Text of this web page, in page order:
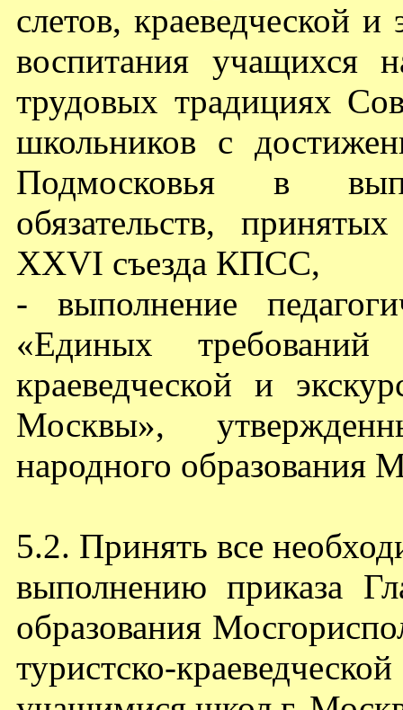
слетов, краеведческой
воспитания учащихся
трудовых традициях
школьников с
Подмосковья в
обязательств,
ХХVI съезда КПСС,
- выполнение
«Единых
краеведческой и
Москвы»,
народного образования
5.2. Принять все
выполнению приказа
образования
туристско-